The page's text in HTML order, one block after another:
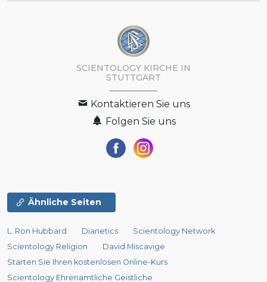
-
SCIENTOLOGY KIRCHE IN
STUTTGART
Kontaktieren Sie uns
Folgen Sie uns
Ähnliche Seiten
L. Ron Hubbard Dianetics
Scientology Network
Scientology Religion
David Miscavige
Starten Sie Ihren kostenlosen Online-Kurs
Scientology Ehrenamtliche Geistliche